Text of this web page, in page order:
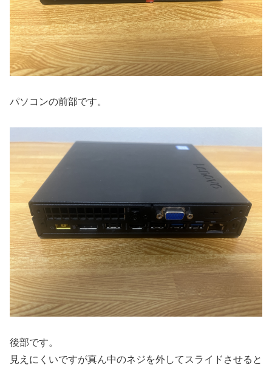
パソコンの前部です。
後部です。
見えにくいですが真ん中のネジを外してスライドさせると